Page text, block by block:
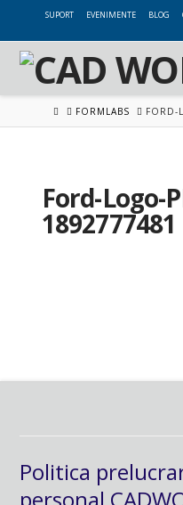
SUPORT EVENIMENTE BLOG
HOMEFORMLABS FORD-
Ford-Logo-
1892777481
Politica